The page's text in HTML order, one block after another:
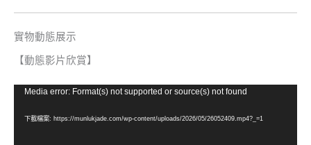
實物動態展示
【動態影片欣賞】
Media error: Format(s) not supported or source(s) not found
下載檔案: https://munlukjade.com/wp-content/uploads/2026/05/26052409.mp4?_=1